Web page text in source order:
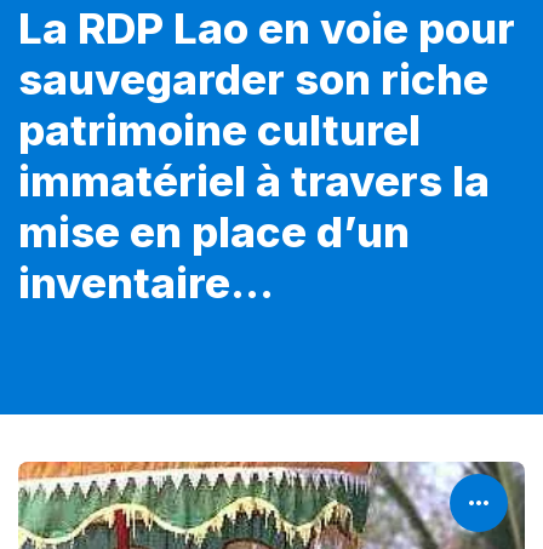
La RDP Lao en voie pour
sauvegarder son riche
patrimoine culturel
immatériel à travers la
mise en place d’un
inventaire...